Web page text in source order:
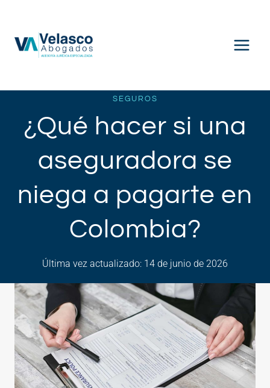
contenido
SEGUROS
¿Qué hacer si una
aseguradora se
niega a pagarte en
Colombia?
Última vez actualizado: 14 de junio de 2026